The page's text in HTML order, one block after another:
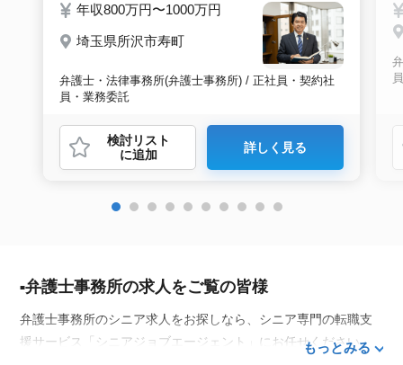
年収800万円〜1000万円
埼玉県所沢市寿町
弁護士・法律事務所(弁護士事務所) / 正社員・契約社
員・業務委託
検討リスト
に追加
詳しく見る
弁護士事務所の求人をご覧の皆様
弁護士事務所のシニア求人をお探しなら、シニア専門の転職支
援サービス「シニアジョブエージェント」にお任せください。
もっとみる